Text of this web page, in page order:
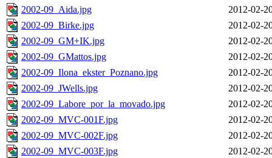
2002-09_Aida.jpg
2012-02-
2002-09_Birke.jpg
2012-02-
2002-09_GM+IK.jpg
2012-02-
2002-09_GMattos.jpg
2012-02-
2002-09_Ilona_ekster_Poznano.jpg
2012-02-
2002-09_JWells.jpg
2012-02-
2002-09_Labore_por_la_movado.jpg
2012-02-
2002-09_MVC-001F.jpg
2012-02-
2002-09_MVC-002F.jpg
2012-02-
2002-09_MVC-003F.jpg
2012-02-